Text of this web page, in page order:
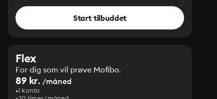
Start tilbuddet
Flex
For dig som vil prøve Mofibo.
89 kr. /måned
1 konto